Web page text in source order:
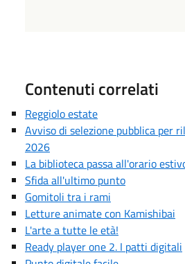
Contenuti correlati
Reggiolo estate
Avviso di selezione pubblica per
2026
La biblioteca passa all'orario
Sfida all'ultimo punto
Gomitoli tra i rami
Letture animate con Kamishibai
L'arte a tutte le età!
Ready player one 2. I patti digitali